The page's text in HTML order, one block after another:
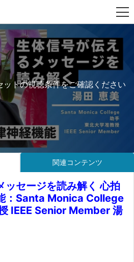
トの視聴条件をご確認ください
関連コンテンツ
ッセージを読み解く 心拍
：Santa Monica College
IEEE Senior Member 湯